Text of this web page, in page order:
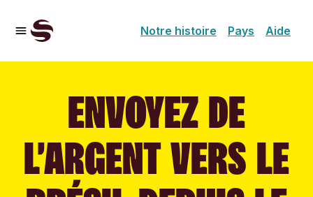
Notre histoire Pays Aide
ENVOYEZ DE
L’ARGENT VERS LE